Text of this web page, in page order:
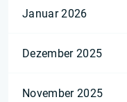
Januar 2026
Dezember 2025
November 2025